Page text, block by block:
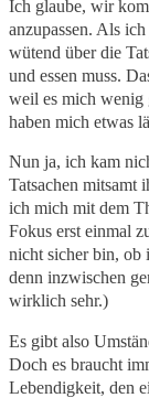
Ich glaube, wir
anzupassen. Als
wütend über die
und essen muss.
weil es mich wenig
haben mich etwas
Nun ja, ich kam
Tatsachen mitsamt
ich mich mit dem
Fokus erst einmal
nicht sicher bin, ob
denn inzwischen
wirklich sehr.)
Es gibt also
Doch es braucht
Lebendigkeit, den